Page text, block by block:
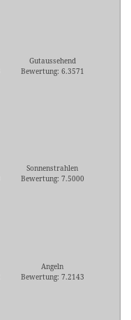
Gutaussehend
Bewertung: 6.3571
Sonnenstrahlen
Bewertung: 7.5000
Angeln
Bewertung: 7.2143